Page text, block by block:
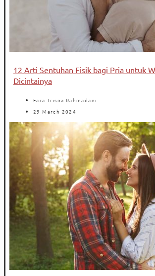
12 Arti Sentuhan Fisik bagi Pria untuk
Dicintainya
Fara Trisna Rahmadani
29 March 2024